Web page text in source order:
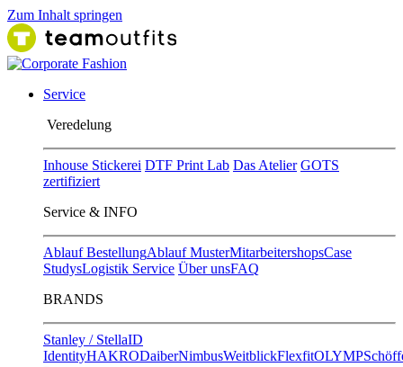
Zum Inhalt springen
Service
Ver​edelung
Inhouse Stickerei DTF Print Lab Das Atelier GOTS
zertifiziert
Service & INFO
Ablauf BestellungAblauf MusterMitarbeitershopsCase
StudysLogistik Service Über unsFAQ
BRANDS
Stanley / StellaID
IdentityHAKRODaiberNimbusWeitblickFlexfitOLYMP